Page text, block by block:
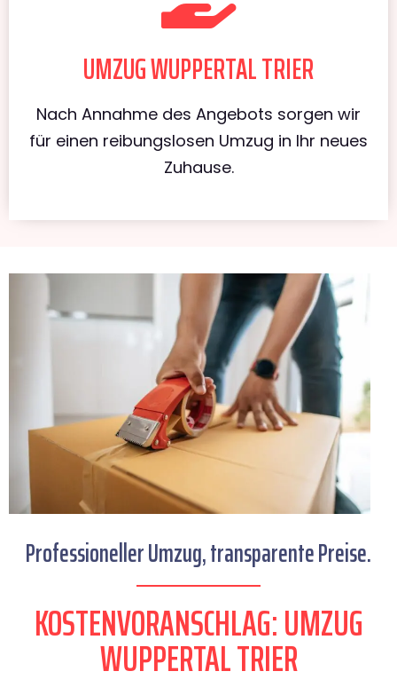
UMZUG WUPPERTAL TRIER
Nach Annahme des Angebots sorgen wir
für einen reibungslosen Umzug in Ihr neues
Zuhause.
Professioneller Umzug, transparente Preise.
KOSTENVORANSCHLAG: UMZUG
WUPPERTAL TRIER